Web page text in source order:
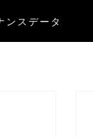
ンスデータ